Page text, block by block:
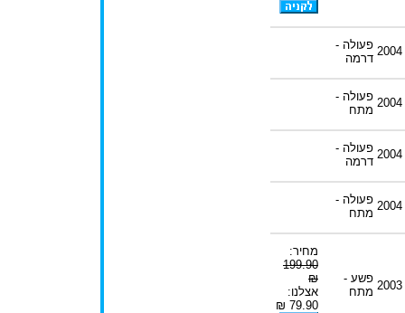
2004 פעולה -
דרמה
2004 פעולה -
מתח
2004 פעולה -
דרמה
2004 פעולה -
מתח
2003
פשע -
מתח
מחיר:
199.90
₪
אצלנו:
79.90 ₪